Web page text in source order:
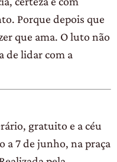
Porque depois que
que ama. O luto não
de lidar com a
gratuito e a céu
a 7 de junho, na praça